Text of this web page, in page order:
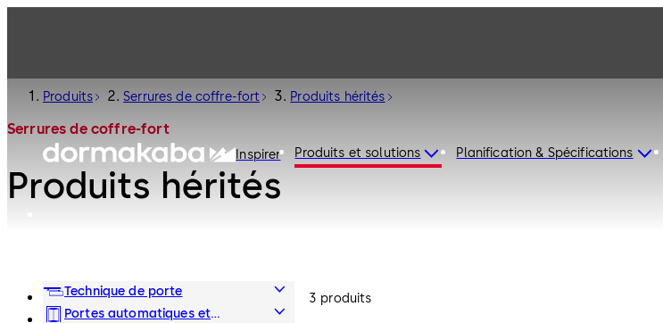
Inspirer Produits et solutions Planification & Spécifications
Produits Serrures de coffre-fort Produits hérités
Serrures de coffre-fort
Produits hérités
Technique de porte
Portes automatiques et
3 produits